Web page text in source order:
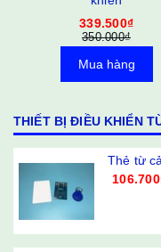
339.500₫
350.000₫
Mua hàng
THIẾT BỊ ĐIỀU KHIỂN
Thẻ từ